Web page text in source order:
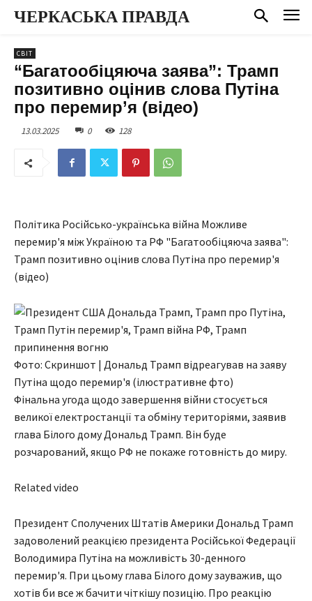
ЧЕРКАСЬКА ПРАВДА
СВІТ
“Багатообіцяюча заява”: Трамп
позитивно оцінив слова Путіна
про перемир’я (відео)
13.03.2025 0 128
Політика Російсько-українська війна Можливе
перемир'я між Україною та РФ "Багатообіцяюча заява":
Трамп позитивно оцінив слова Путіна про перемир'я
(відео)
Фото: Скриншот | Дональд Трамп відреагував на заяву
Путіна щодо перемир'я (ілюстративне фто)
Фінальна угода щодо завершення війни стосується
великої електростанції та обміну територіями, заявив
глава Білого дому Дональд Трамп. Він буде
розчарований, якщо РФ не покаже готовність до миру.
Related video
Президент Сполучених Штатів Америки Дональд Трамп
задоволений реакцією президента Російської Федерації
Володимира Путіна на можливість 30-денного
перемир'я. При цьому глава Білого дому зауважив, що
хотів би все ж бачити чіткішу позицію. Про реакцію